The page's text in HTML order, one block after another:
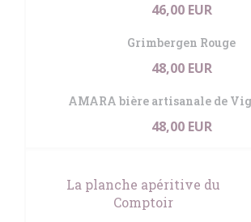
46,00 EUR
Grimbergen Rouge
48,00 EUR
AMARA bière artisanale de
48,00 EUR
La planche apéritive du
Comptoir